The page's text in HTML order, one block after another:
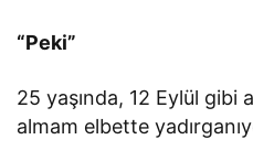
“Peki”
25 yaşında, 12 Eylül gibi
almam elbette